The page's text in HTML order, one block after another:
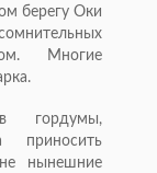
берегу Оки
Многие
гордумы,
нынешние